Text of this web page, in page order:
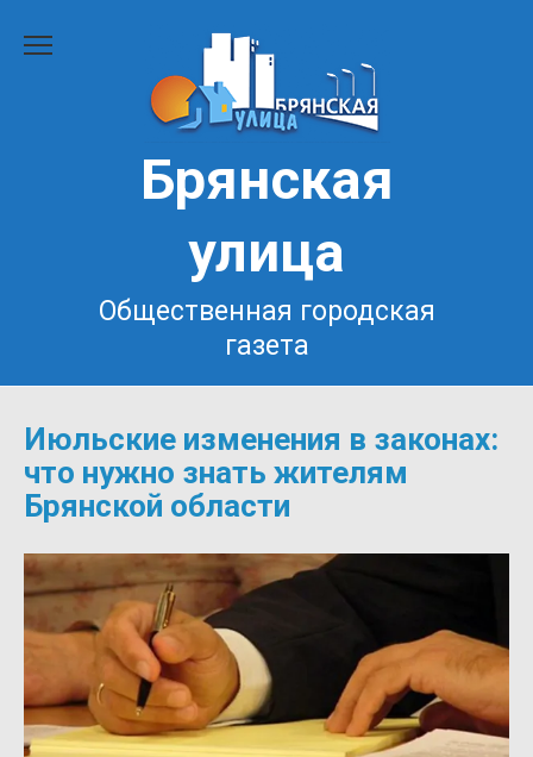
Брянская
улица
Общественная городская
газета
Июльские изменения в законах:
что нужно знать жителям
Брянской области